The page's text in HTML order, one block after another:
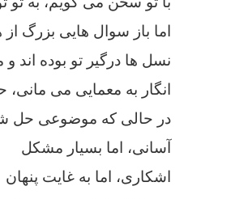
اما باز سوال هایی بزرگ
نسل ها درگیر تو بوده اند
انگار به معمایی می
در حالی که موضوعی حل
آسانی، اما بسیار مشکل
اشکاری، اما به غایت پنهان